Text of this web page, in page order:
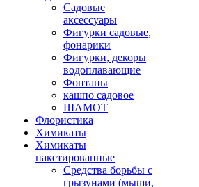
Садовые
аксессуары
Фигурки садовые,
фонарики
Фигурки, декоры
водоплавающие
Фонтаны
кашпо садовое
ШАМОТ
Флористика
Химикаты
Химикаты
пакетированные
Средства борьбы с
грызунами (мыши,